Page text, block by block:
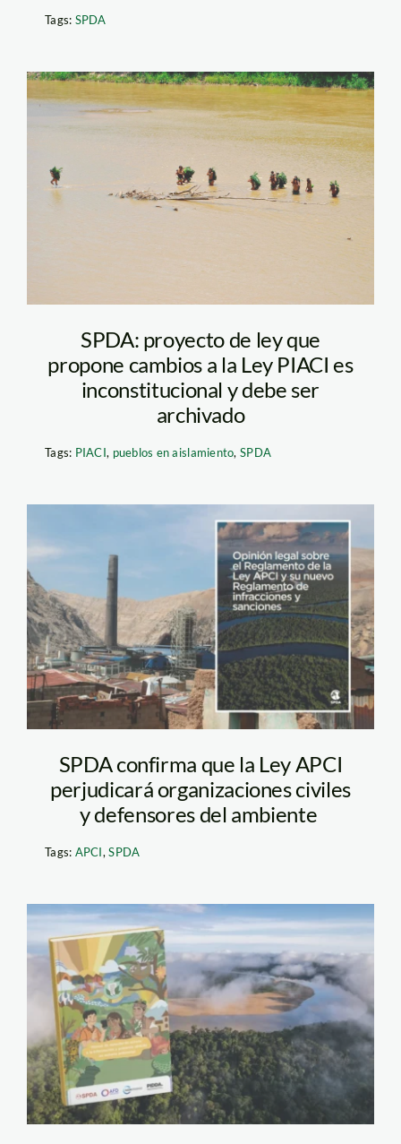
Tags: SPDA
piaci-aislamiento-
ministerio-de-cultura
SPDA: proyecto de ley que
propone cambios a la Ley PIACI es
inconstitucional y debe ser
archivado
Tags: PIACI, pueblos en aislamiento, SPDA
la-oroya—informe-
spda—apci
SPDA confirma que la Ley APCI
perjudicará organizaciones civiles
y defensores del ambiente
Tags: APCI,SPDA
Nueva
a la información